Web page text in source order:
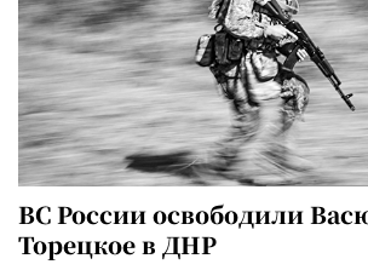
ВС России освободили
Торецкое в ДНР